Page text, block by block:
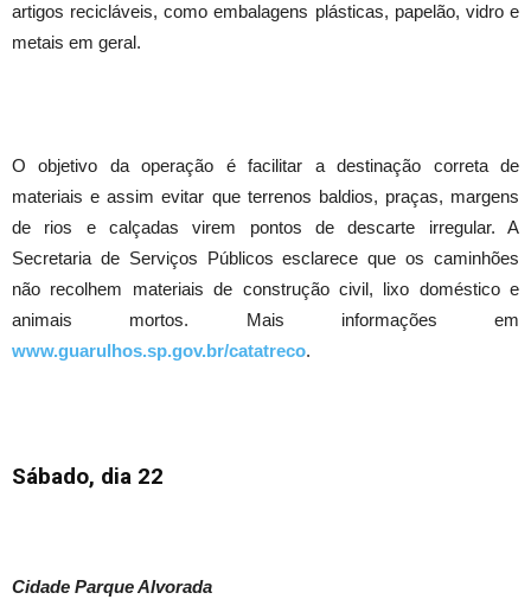
artigos recicláveis, como embalagens plásticas, papelão, vidro e
metais em geral.
O objetivo da operação é facilitar a destinação correta de
materiais e assim evitar que terrenos baldios, praças, margens
de rios e calçadas virem pontos de descarte irregular. A
Secretaria de Serviços Públicos esclarece que os caminhões
não recolhem materiais de construção civil, lixo doméstico e
animais mortos. Mais informações em
www.guarulhos.sp.gov.br/catatreco.
Sábado, dia 22
Cidade Parque Alvorada